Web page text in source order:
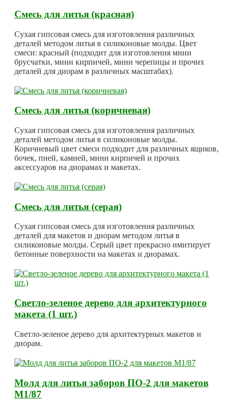
Смесь для литья (красная)
Сухая гипсовая смесь для изготовления различных
деталей методом литья в силиконовые молды. Цвет
смеси: красный (подходит для изготовления мини
брусчатки, мини кирпичей, мини черепицы и прочих
деталей для диорам в различных масштабах).
Смесь для литья (коричневая)
Сухая гипсовая смесь для изготовления различных
деталей методом литья в силиконовые молды.
Коричневый цвет смеси подходит для различных ящиков,
бочек, пней, камней, мини кирпичей и прочих
аксессуаров на диорамах и макетах.
Смесь для литья (серая)
Сухая гипсовая смесь для изготовления различных
деталей для макетов и диорам методом литья в
силиконовые молды. Серый цвет прекрасно имитирует
бетонные поверхности на макетах и диорамах.
Светло-зеленое дерево для архитектурного
макета (1 шт.)
Светло-зеленое дерево для архитектурных макетов и
диорам.
Молд для литья заборов ПО-2 для макетов
М1/87